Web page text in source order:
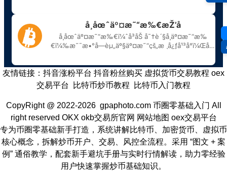
友情链接： 抖音涨粉平台 抖音粉丝购买 虚拟货币交易教程 oex
交易平台
比特币炒币教程 比特币入门教程
CopyRight @ 2022-2026 gpaphoto.com 币圈零基础入门 All
right reserved OKX okb交易所官网 网站地图 oex交易平台
专为币圈零基础新手打造，系统讲解比特币、加密货币、虚拟币
核心概念，拆解炒币开户、交易、风控全流程。采用 “图文 + 案
例” 通俗教学，配套新手避坑手册与实时行情解读，助力零经验
用户快速掌握炒币基础知识。